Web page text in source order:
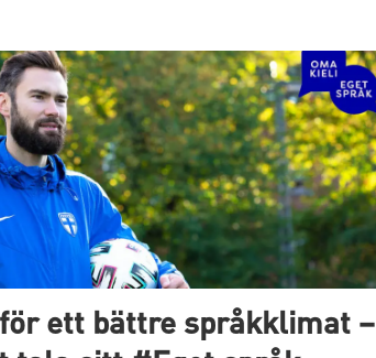
ett bättre språkklimat –